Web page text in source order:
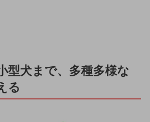
型犬まで、多種多様な
る